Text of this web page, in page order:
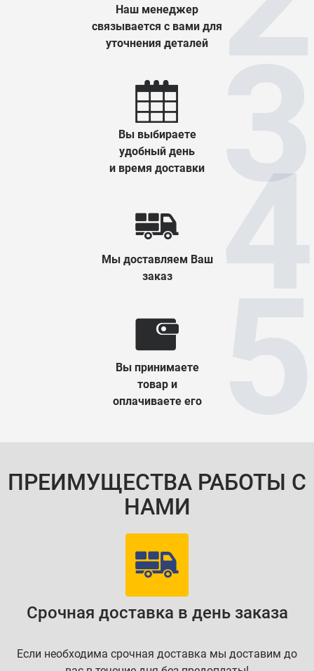
Наш менеджер
связывается с вами для
уточнения деталей
Вы выбираете
удобный день
и время доставки
Мы доставляем Ваш
заказ
Вы принимаете
товар и
оплачиваете его
ПРЕИМУЩЕСТВА РАБОТЫ С
НАМИ
Срочная доставка в день заказа
Если необходима срочная доставка мы доставим до